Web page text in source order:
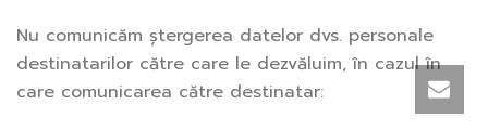
Nu comunicăm ștergerea datelor dvs. personale
destinatarilor către care le dezvăluim, în cazul în
care comunicarea către destinatar: